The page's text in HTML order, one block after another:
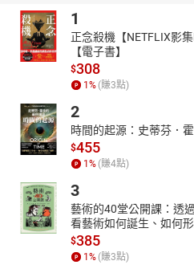
動物「猜猜看」Q&A學習單
＋
中英單字對照
〔動物類〕〔食物、物品類〕〔
1～20，數數看！
【有趣的園遊會，全方位培養孩
是學習的基礎，配合2～4歲孩子的
觀察力！
2.幽默感：小狗賣的熱狗是狗肉
圓滾滾地瓜球你敢吃嗎？企鵝賣的
1
正念殺機【NETFLIX影
【電子書】
$308
1 % (賺3點)
2
時間的起源：史蒂芬．
$455
1 % (賺4點)
3
藝術的40堂公開課：透
看藝術如何誕生、如何
$385
1 % (賺3點)